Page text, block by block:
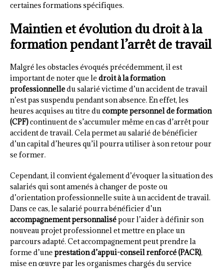
certaines formations spécifiques.
Maintien et évolution du droit à la
formation pendant l’arrêt de travail
Malgré les obstacles évoqués précédemment, il est
important de noter que le droit à la formation
professionnelledu salarié victime d’un accident de travail
n’est pas suspendu pendant son absence. En effet, les
heures acquises au titre ducompte personnel de formation
(CPF)continuent de s’accumuler même en cas d’arrêt pour
accident de travail. Cela permet au salarié de bénéficier
d’un capital d’heures qu’il pourra utiliser à son retour pour
se former.
Cependant, il convient également d’évoquer la situation des
salariés qui sont amenés à changer de poste ou
d’orientation professionnelle suite à un accident de travail.
Dans ce cas, le salarié pourra bénéficier d’un
accompagnement personnalisépour l’aider à définir son
nouveau projet professionnel et mettre en place un
parcours adapté. Cet accompagnement peut prendre la
forme d’une prestation d’appui-conseil renforcé (PACR),
mise en œuvre par les organismes chargés du service